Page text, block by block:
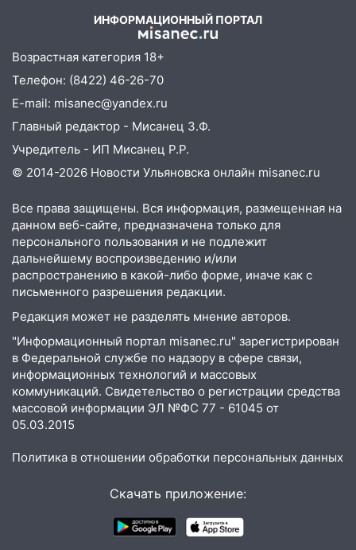
Четыре года борьбы: ульяновские
юристы помогли женщине засудить УК
за плесень на стенах
05:00
Кому 6 августа звезды сулят
прибыль, а кому — испытания на
прочность
05.08.2026
22:58 Соцсети: на проспекте Тюленева
ДТП с мотоциклистом
20:22 Мошенники обманули 92-летнюю
жительницу Ульяновской области
19:14 Житель Ульяновской области
подвез троих незнакомцев на трассе и
заработал уголовное дело
18:14
Прогноз погоды на 6 августа в
Ульяновской области
18:00 Мотофристайл, рок и силовой
экстрим: в Ульяновске пройдет
большой фестиваль «Наше время»
17:30 Где есть бензин в Ульяновске 5
Ульяновске задержали 19-летнюю
Едва не перерезал горло: в
ИНФОРМАЦИОННЫЙ ПОРТАЛ
Возрастная категория 18+
Телефон: (8422) 46-26-70
E-mail: misanec@yandex.ru
Главный редактор - Мисанец З.Ф.
Учредитель - ИП Мисанец Р.Р.
© 2014-2026 Новости Ульяновска онлайн misanec.ru
Все права защищены. Вся информация, размещенная на
данном веб-сайте, предназначена только для
персонального пользования и не подлежит
дальнейшему воспроизведению и/или
распространению в какой-либо форме, иначе как с
письменного разрешения редакции.
Редакция может не разделять мнение авторов.
"Информационный портал misanec.ru" зарегистрирован
в Федеральной службе по надзору в сфере связи,
информационных технологий и массовых
коммуникаций. Свидетельство о регистрации средства
массовой информации ЭЛ №ФС 77 - 61045 от
05.03.2015
Политика в отношении обработки персональных данных
Скачать приложение: